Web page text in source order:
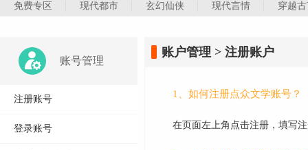
免费专区 现代都市 玄幻仙侠 现代言情 穿越
账号管理
注册账号
登录账号
账户管理 > 注册账户
1、如何注册点众文学账号？
在页面左上角点击注册，填写